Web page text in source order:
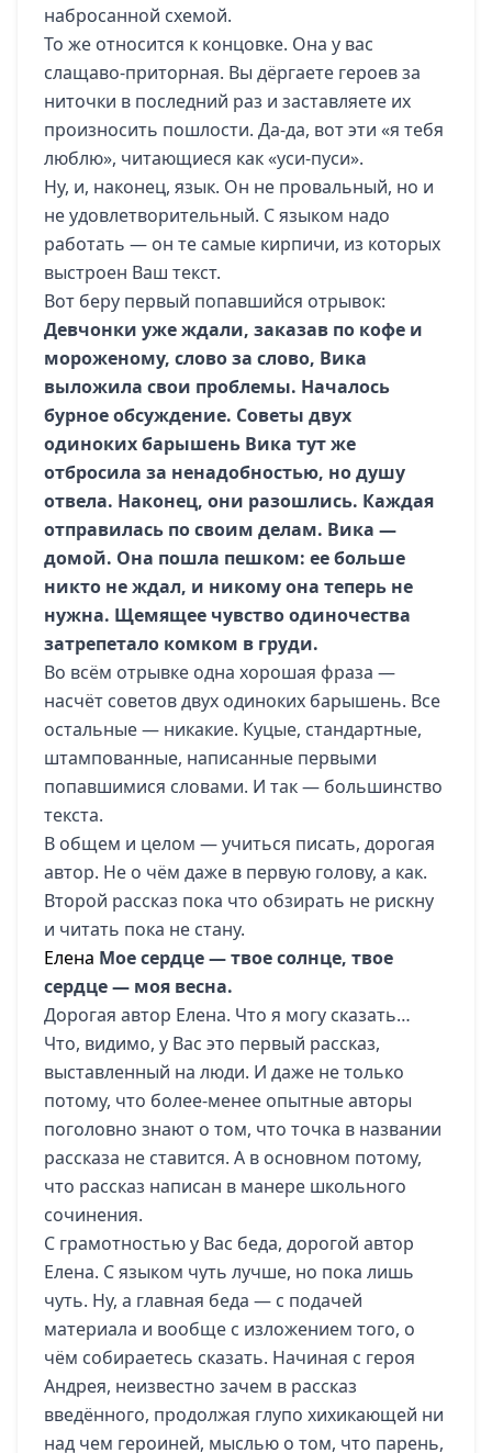
набросанной схемой.
То же относится к концовке. Она у вас
слащаво-приторная. Вы дёргаете героев за
ниточки в последний раз и заставляете их
произносить пошлости. Да-да, вот эти «я тебя
люблю», читающиеся как «уси-пуси».
Ну, и, наконец, язык. Он не провальный, но и
не удовлетворительный. С языком надо
работать — он те самые кирпичи, из которых
выстроен Ваш текст.
Вот беру первый попавшийся отрывок:
Девчонки уже ждали, заказав по кофе и
мороженому, слово за слово, Вика
выложила свои проблемы. Началось
бурное обсуждение. Советы двух
одиноких барышень Вика тут же
отбросила за ненадобностью, но душу
отвела. Наконец, они разошлись. Каждая
отправилась по своим делам. Вика —
домой. Она пошла пешком: ее больше
никто не ждал, и никому она теперь не
нужна. Щемящее чувство одиночества
затрепетало комком в груди.
Во всём отрывке одна хорошая фраза —
насчёт советов двух одиноких барышень. Все
остальные — никакие. Куцые, стандартные,
штампованные, написанные первыми
попавшимися словами. И так — большинство
текста.
В общем и целом — учиться писать, дорогая
автор. Не о чём даже в первую голову, а как.
Второй рассказ пока что обзирать не рискну
и читать пока не стану.
Елена Мое сердце — твое солнце, твое
сердце — моя весна.
Дорогая автор Елена. Что я могу сказать…
Что, видимо, у Вас это первый рассказ,
выставленный на люди. И даже не только
потому, что более-менее опытные авторы
поголовно знают о том, что точка в названии
рассказа не ставится. А в основном потому,
что рассказ написан в манере школьного
сочинения.
С грамотностью у Вас беда, дорогой автор
Елена. С языком чуть лучше, но пока лишь
чуть. Ну, а главная беда — с подачей
материала и вообще с изложением того, о
чём собираетесь сказать. Начиная с героя
Андрея, неизвестно зачем в рассказ
введённого, продолжая глупо хихикающей ни
над чем героиней, мыслью о том, что парень,